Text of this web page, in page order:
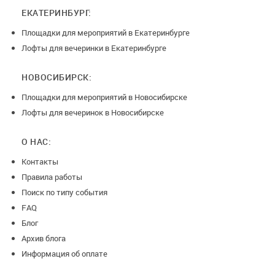
ЕКАТЕРИНБУРГ:
Площадки для мероприятий в Екатеринбурге
Лофты для вечеринки в Екатеринбурге
НОВОСИБИРСК:
Площадки для мероприятий в Новосибирске
Лофты для вечеринок в Новосибирске
О НАС:
Контакты
Правила работы
Поиск по типу события
FAQ
Блог
Архив блога
Информация об оплате